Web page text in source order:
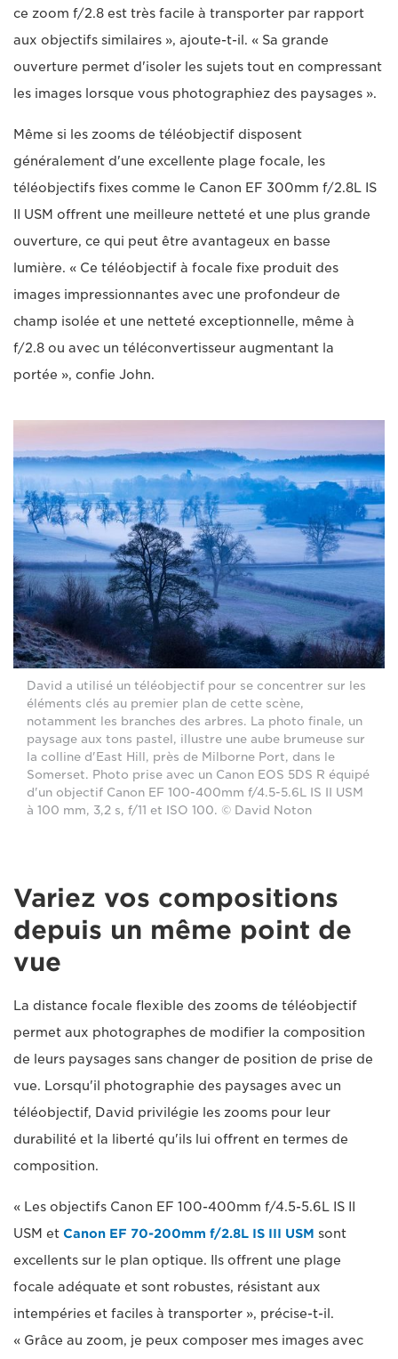
ce zoom f/2.8 est très facile à transporter par rapport
aux objectifs similaires », ajoute-t-il. « Sa grande
ouverture permet d'isoler les sujets tout en compressant
les images lorsque vous photographiez des paysages ».
Même si les zooms de téléobjectif disposent
généralement d'une excellente plage focale, les
téléobjectifs fixes comme le Canon EF 300mm f/2.8L IS
II USM offrent une meilleure netteté et une plus grande
ouverture, ce qui peut être avantageux en basse
lumière. « Ce téléobjectif à focale fixe produit des
images impressionnantes avec une profondeur de
champ isolée et une netteté exceptionnelle, même à
f/2.8 ou avec un téléconvertisseur augmentant la
portée », confie John.
David a utilisé un téléobjectif pour se concentrer sur les
éléments clés au premier plan de cette scène,
notamment les branches des arbres. La photo finale, un
paysage aux tons pastel, illustre une aube brumeuse sur
la colline d'East Hill, près de Milborne Port, dans le
Somerset. Photo prise avec un Canon EOS 5DS R équipé
d'un objectif Canon EF 100-400mm f/4.5-5.6L IS II USM
à 100 mm, 3,2 s, f/11 et ISO 100. © David Noton
Variez vos compositions
depuis un même point de
vue
La distance focale flexible des zooms de téléobjectif
permet aux photographes de modifier la composition
de leurs paysages sans changer de position de prise de
vue. Lorsqu'il photographie des paysages avec un
téléobjectif, David privilégie les zooms pour leur
durabilité et la liberté qu'ils lui offrent en termes de
composition.
« Les objectifs Canon EF 100-400mm f/4.5-5.6L IS II
USM et Canon EF 70-200mm f/2.8L IS III USM sont
excellents sur le plan optique. Ils offrent une plage
focale adéquate et sont robustes, résistant aux
intempéries et faciles à transporter », précise-t-il.
« Grâce au zoom, je peux composer mes images avec